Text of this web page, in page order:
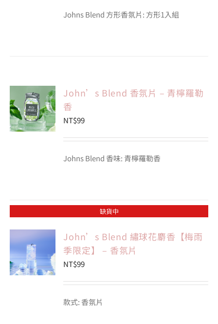
Johns Blend 方形香氛片: 方形1入組
加入購
物車
詳
John’s Blend 香氛片 – 青檸羅勒
香
NT$99
Johns Blend 香味: 青檸羅勒香
缺貨中
John’s Blend 繡球花麝香【梅雨
季限定】 – 香氛片
NT$99
款式: 香氛片